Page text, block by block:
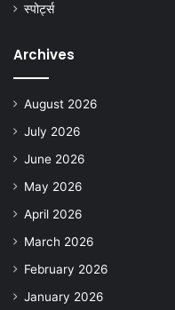
स्पोर्ट्स
Archives
August 2026
July 2026
June 2026
May 2026
April 2026
March 2026
February 2026
January 2026